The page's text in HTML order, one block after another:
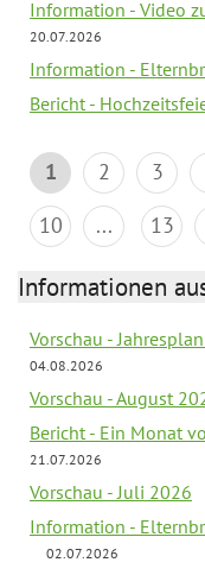
Information - Video
20.07.2026
Information -
Bericht -
1 2 3
10
... 13
Informationen
Vorschau -
04.08.2026
Vorschau - August
Bericht - Ein Monat
21.07.2026
Vorschau - Juli 2026
Information -
02.07.2026